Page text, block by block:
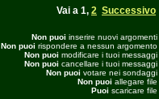
Vai a 1, 2 Successivo
Non puoi inserire nuovi argomenti
Non puoi rispondere a nessun argomento
Non puoi modificare i tuoi messaggi
Non puoi cancellare i tuoi messaggi
Non puoi votare nei sondaggi
Non puoi allegare file
Puoi scaricare file